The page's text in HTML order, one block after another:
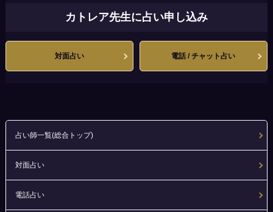
カトレア先生に占い申し込み
対面占い 電話 / チャット占い
占い師一覧(総合トップ)
対面占い
電話占い